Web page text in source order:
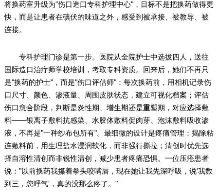
将换药室升级为"伤口造口专科护理中心"，目标不是把换药做得更
快，而是让患者在碘伏的味道之外，感受到被承接、被教导、被
连接。
专科护理门诊是第一步。医院从全院护士中选拔四人，送往
国际造口治疗师学校培训，考取专科资质。回来后，她们不再只
是"换药的护士"，而是"伤口评估师"：每次换药前，用相机记录伤
口尺寸、颜色、渗液量、周围皮肤状态，建立可视化档案；评估
伤口愈合阶段，判断是炎性期、增生期还是重塑期，对应选择敷
料——银离子敷料抗感染、水胶体敷料促肉芽、泡沫敷料吸收渗
液，不再是"一种纱布包所有"。最细微的设计是疼痛管理：揭除粘
连敷料前，用生理盐水浸润软化，而非强行撕拉；清创时优先选
择自溶性清创而非锐性清创，减少患者疼痛恐惧。一位压疮患者
说："以前换药我攥着拳头咬嘴唇，现在她让我先深呼吸，说'我数
到三，您呼气'，真的没那么疼了。"